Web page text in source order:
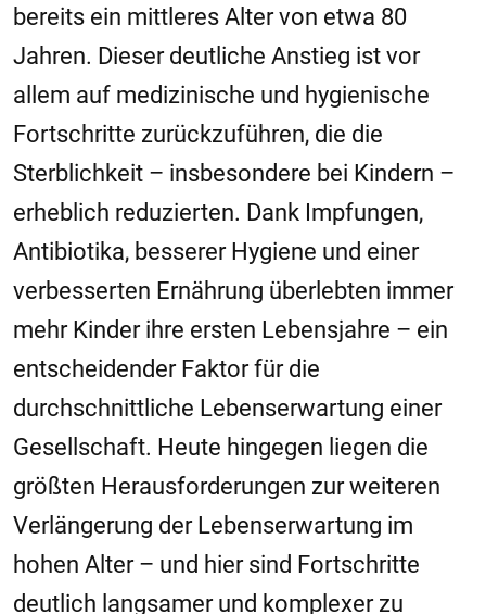
bereits ein mittleres Alter von etwa 80
Jahren. Dieser deutliche Anstieg ist vor
allem auf medizinische und hygienische
Fortschritte zurückzuführen, die die
Sterblichkeit – insbesondere bei Kindern –
erheblich reduzierten. Dank Impfungen,
Antibiotika, besserer Hygiene und einer
verbesserten Ernährung überlebten immer
mehr Kinder ihre ersten Lebensjahre – ein
entscheidender Faktor für die
durchschnittliche Lebenserwartung einer
Gesellschaft. Heute hingegen liegen die
größten Herausforderungen zur weiteren
Verlängerung der Lebenserwartung im
hohen Alter – und hier sind Fortschritte
deutlich langsamer und komplexer zu